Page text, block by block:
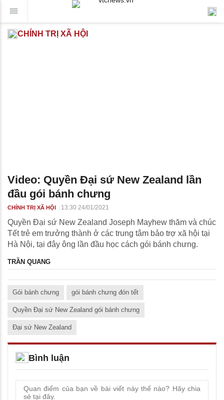
CHÍNH TRỊ XÃ HỘI
Video: Quyền Đại sứ New Zealand lần
đầu gói bánh chưng
CHÍNH TRỊ XÃ HỘI 13:30 24/01/2021
Quyền Đại sứ New Zealand Joseph Mayhew thăm và chúc
Tết trẻ em trưởng thành ở các trung tâm bảo trợ xã hội tại
Hà Nội, tại đây ông lần đầu học cách gói bánh chưng.
TRẦN QUANG
Gói bánh chưng gói bánh chưng đón tết
Quyền Đại sứ New Zealand gói bánh chưng
Đại sứ New Zealand
Bình luận